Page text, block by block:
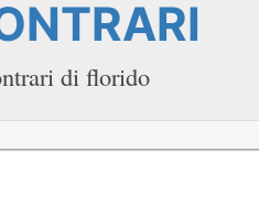
di florido